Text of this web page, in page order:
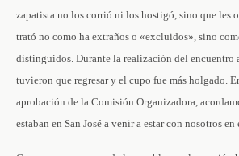
zapatista no los corrió ni los hostigó, sino que les
trató no como ha extraños o «excluidos», sino
distinguidos. Durante la realización del encuentro
tuvieron que regresar y el cupo fue más holgado.
aprobación de la Comisión Organizadora,
estaban en San José a venir a estar con nosotros